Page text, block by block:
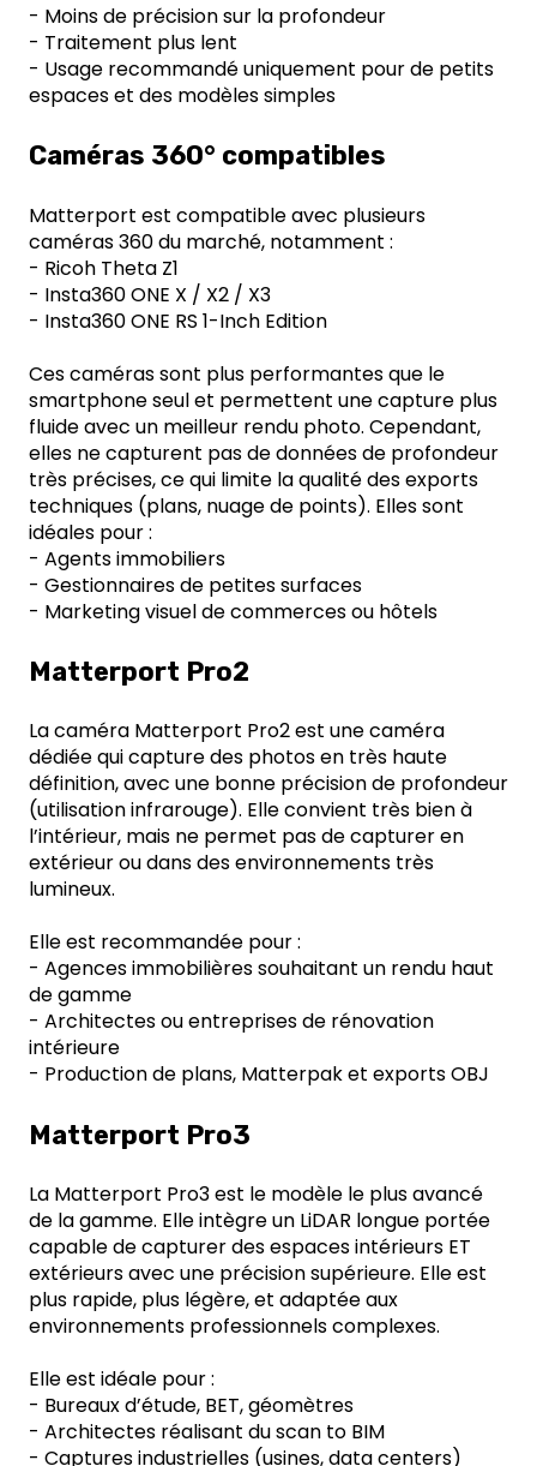
- Moins de précision sur la profondeur
- Traitement plus lent
- Usage recommandé uniquement pour de petits
espaces et des modèles simples
Caméras 360° compatibles
Matterport est compatible avec plusieurs
caméras 360 du marché, notamment :
- Ricoh Theta Z1
- Insta360 ONE X / X2 / X3
- Insta360 ONE RS 1-Inch Edition
Ces caméras sont plus performantes que le
smartphone seul et permettent une capture plus
fluide avec un meilleur rendu photo. Cependant,
elles ne capturent pas de données de profondeur
très précises, ce qui limite la qualité des exports
techniques (plans, nuage de points). Elles sont
idéales pour :
- Agents immobiliers
- Gestionnaires de petites surfaces
- Marketing visuel de commerces ou hôtels
Matterport Pro2
La caméra Matterport Pro2 est une caméra
dédiée qui capture des photos en très haute
définition, avec une bonne précision de profondeur
(utilisation infrarouge). Elle convient très bien à
l’intérieur, mais ne permet pas de capturer en
extérieur ou dans des environnements très
lumineux.
Elle est recommandée pour :
- Agences immobilières souhaitant un rendu haut
de gamme
- Architectes ou entreprises de rénovation
intérieure
- Production de plans, Matterpak et exports OBJ
Matterport Pro3
La Matterport Pro3 est le modèle le plus avancé
de la gamme. Elle intègre un LiDAR longue portée
capable de capturer des espaces intérieurs ET
extérieurs avec une précision supérieure. Elle est
plus rapide, plus légère, et adaptée aux
environnements professionnels complexes.
Elle est idéale pour :
- Bureaux d’étude, BET, géomètres
- Architectes réalisant du scan to BIM
- Captures industrielles (usines, data centers)